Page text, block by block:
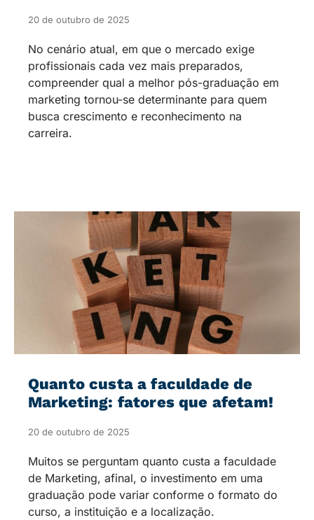
20 de outubro de 2025
No cenário atual, em que o mercado exige
profissionais cada vez mais preparados,
compreender qual a melhor pós-graduação em
marketing tornou-se determinante para quem
busca crescimento e reconhecimento na
carreira.
Quanto custa a faculdade de
Marketing: fatores que afetam!
20 de outubro de 2025
Muitos se perguntam quanto custa a faculdade
de Marketing, afinal, o investimento em uma
graduação pode variar conforme o formato do
curso, a instituição e a localização.